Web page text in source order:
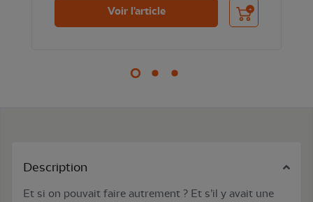
Voir l'article Ajouter au panier
Description
Et si on pouvait faire autrement ? Et s’il y avait une